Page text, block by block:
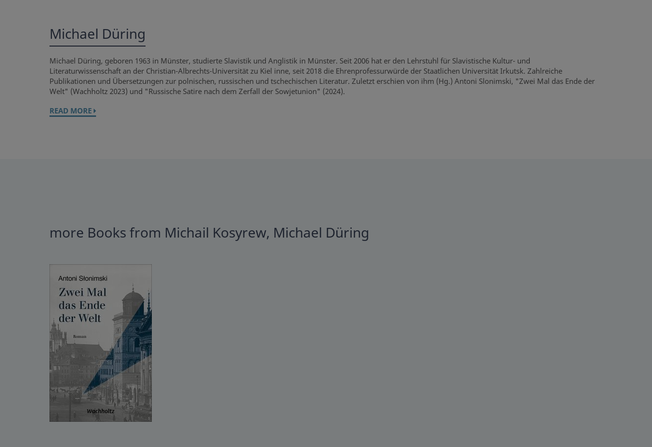
Michael Düring
Michael Düring, geboren 1963 in Münster, studierte Slavistik und Anglistik in Münster. Seit 2006 hat er den Lehrstuhl für Slavistische Kultur- und
Literaturwissenschaft an der Christian-Albrechts-Universität zu Kiel inne, seit 2018 die Ehrenprofessurwürde der Staatlichen Universität Irkutsk. Zahlreiche
Publikationen und Übersetzungen zur polnischen, russischen und tschechischen Literatur. Zuletzt erschien von ihm (Hg.) Antoni Slonimski, "Zwei Mal das Ende der
Welt" (Wachholtz 2023) und "Russische Satire nach dem Zerfall der Sowjetunion" (2024).
READ MORE
more Books from Michail Kosyrew, Michael Düring